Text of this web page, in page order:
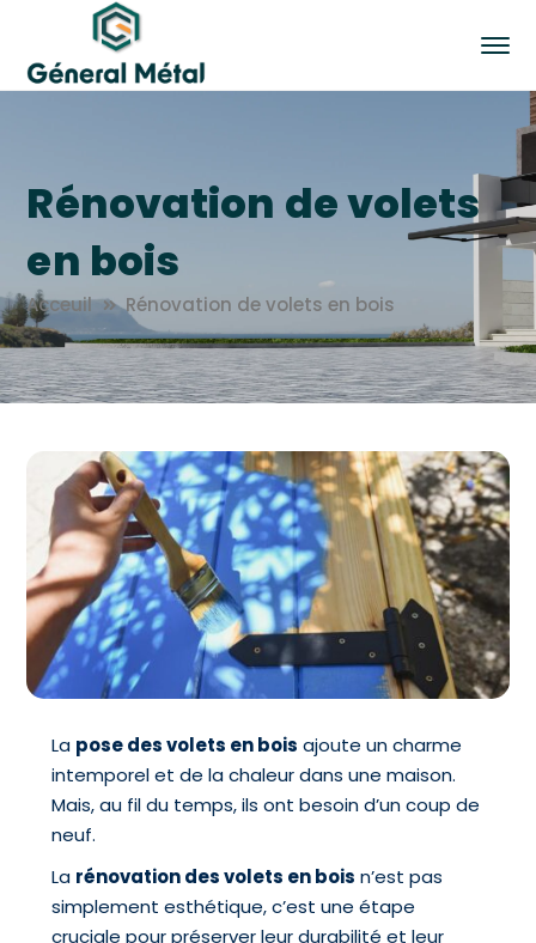
Rénovation de volets
en bois
Acceuil Rénovation de volets en bois
La pose des volets en bois ajoute un charme
intemporel et de la chaleur dans une maison.
Mais, au fil du temps, ils ont besoin d’un coup de
neuf.
La rénovation des volets en bois n’est pas
simplement esthétique, c’est une étape
cruciale pour préserver leur durabilité et leur